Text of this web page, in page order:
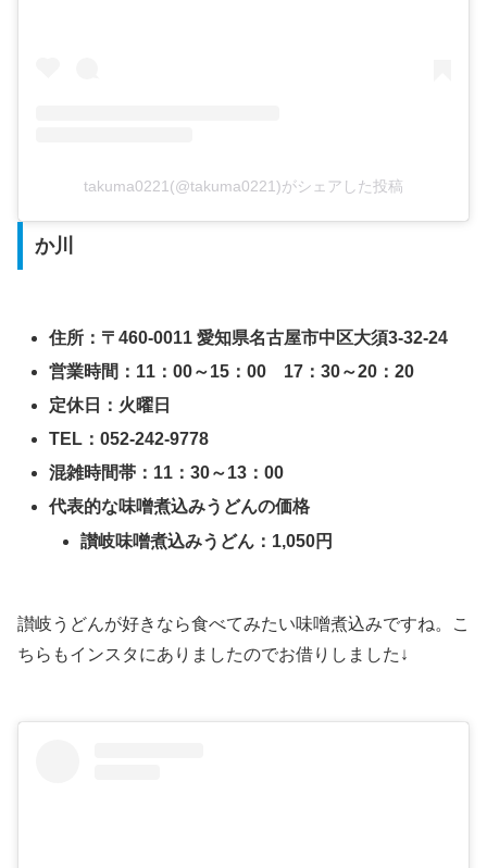
takuma0221(@takuma0221)がシェアした投稿
か川
住所：〒460-0011 愛知県名古屋市中区大須3-32-24
営業時間：11：00～15：00 17：30～20：20
定休日：火曜日
TEL：052-242-9778
混雑時間帯：11：30～13：00
代表的な味噌煮込みうどんの価格
讃岐味噌煮込みうどん：1,050円
讃岐うどんが好きなら食べてみたい味噌煮込みですね。こ
ちらもインスタにありましたのでお借りしました↓